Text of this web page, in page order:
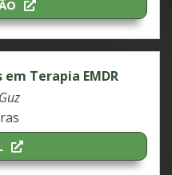
Terapia EMDR